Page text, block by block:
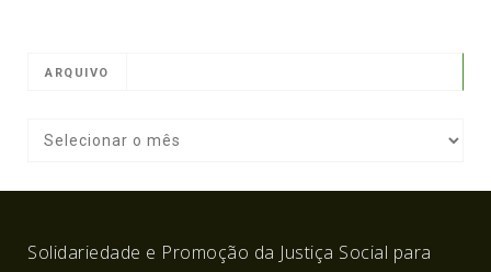
ARQUIVO
Solidariedade e Promoção da Justiça Social para